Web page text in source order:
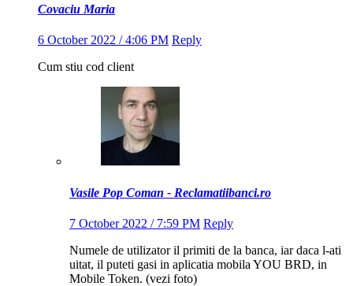
Covaciu Maria
6 October 2022 / 4:06 PM Reply
Cum stiu cod client
Vasile Pop Coman - Reclamatiibanci.ro
7 October 2022 / 7:59 PM Reply
Numele de utilizator il primiti de la banca, iar daca l-ati
uitat, il puteti gasi in aplicatia mobila YOU BRD, in
Mobile Token. (vezi foto)